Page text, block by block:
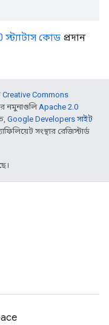
স্ট্যাটাস কোড প্রদান
Creative Commons
নমুনাগুলিApache 2.0
Google Developers সাইট
সংস্থার রেজিস্টার্ড